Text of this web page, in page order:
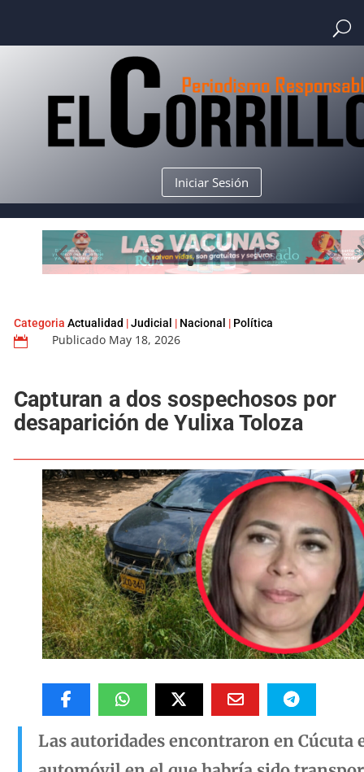
Iniciar Sesión
 Publicado May 18, 2026
Capturan a dos sospechosos por
desaparición de Yulixa Toloza
Las autoridades encontraron en Cúcuta
automóvil en el que habría sido